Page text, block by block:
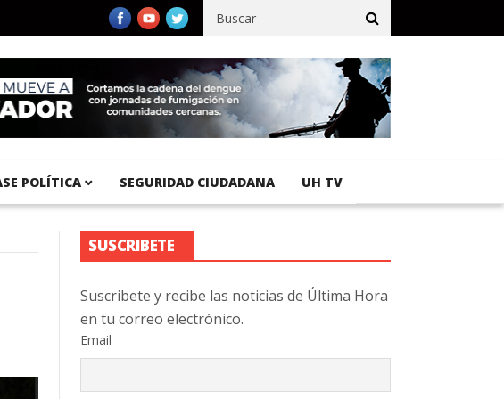
del Pacífico registra 92 % de avance en obras de terracería
POLÍTICA SEGURIDAD CIUDADANA UH TV
SUSCRIBETE
Suscribete y recibe las noticias de Última Hora
en tu correo electrónico.
Email